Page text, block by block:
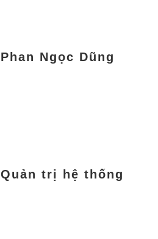
Phan Ngọc Dũng
Quản trị hệ thống